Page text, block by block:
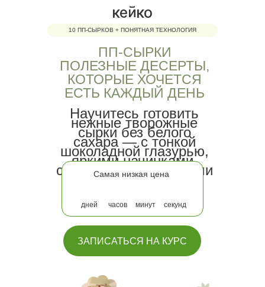
10 ПП-СЫРКОВ + ПОНЯТНАЯ ТЕХНОЛОГИЯ
ЗАПИСАТЬСЯ НА КУРС
ПП-СЫРКИ
ПОЛЕЗНЫЕ ДЕСЕРТЫ,
КОТОРЫЕ ХОЧЕТСЯ
ЕСТЬ КАЖДЫЙ ДЕНЬ
Научитесь готовить
нежные творожные
сырки без белого
сахара — с тонкой
шоколадной глазурью,
яркими начинками,
современными вкусами
и красивой подачей.
Самая низкая цена
дней часов минут секунд